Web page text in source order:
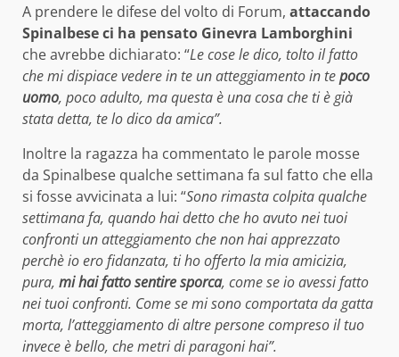
A prendere le difese del volto di Forum, attaccando
Spinalbese ci ha pensato Ginevra Lamborghini
che avrebbe dichiarato: “Le cose le dico, tolto il fatto
che mi dispiace vedere in te un atteggiamento in tepoco
uomo, poco adulto, ma questa è una cosa che ti è già
stata detta, te lo dico da amica”.
Inoltre la ragazza ha commentato le parole mosse
da Spinalbese qualche settimana fa sul fatto che ella
si fosse avvicinata a lui: “Sono rimasta colpita qualche
settimana fa, quando hai detto che ho avuto nei tuoi
confronti un atteggiamento che non hai apprezzato
perchè io ero fidanzata, ti ho offerto la mia amicizia,
pura, mi hai fatto sentire sporca, come se io avessi fatto
nei tuoi confronti. Come se mi sono comportata da gatta
morta, l’atteggiamento di altre persone compreso il tuo
invece è bello, che metri di paragoni hai”.